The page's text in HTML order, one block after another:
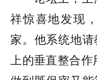
祥惊喜地发现
家。他系统地
上的垂直整合